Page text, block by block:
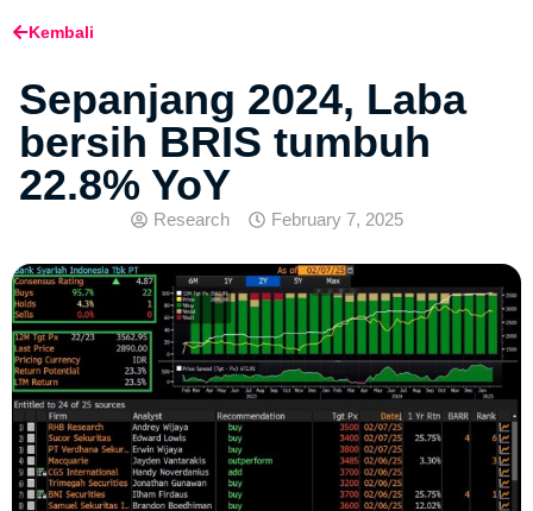
Kembali
Sepanjang 2024, Laba
bersih BRIS tumbuh
22.8% YoY
Research February 7, 2025